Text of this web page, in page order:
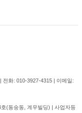
화: 010-3927-4315 | 이메일:
(동숭동, 계우빌딩) | 사업자등